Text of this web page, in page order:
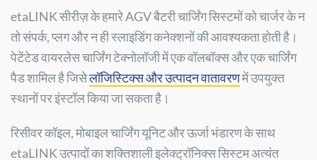
etaLINK सीरीज़ के हमारे AGV बैटरी चार्जिंग सिस्टमों को चार्जर के न
तो संपर्क, प्लग और न ही स्लाइडिंग कनेक्शनों की आवश्यकता होती है।
पेटेंटेड वायरलेस चार्जिंग टेक्नोलॉजी में एक वॉलबॉक्स और एक चार्जिंग
पैड शामिल है जिसेलॉजिस्टिक्स और उत्पादन वातावरणमें उपयुक्त
स्थानों पर इंस्टॉल किया जा सकता है।
रिसीवर कॉइल, मोबाइल चार्जिंग यूनिट और ऊर्जा भंडारण के साथ
etaLINK उत्पादों का शक्तिशाली इलेक्ट्रॉनिक्स सिस्टम अत्यंत